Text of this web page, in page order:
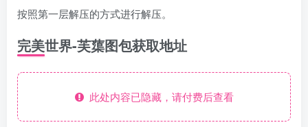
按照第一层解压的方式进行解压。
完美世界-芙蕖图包获取地址
此处内容已隐藏，请付费后查看